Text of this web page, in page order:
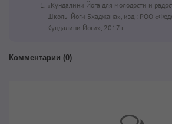
«Кундалини Йога для молодости и
Школы Йоги Бхаджана», изд.: РОО
Кундалини Йоги», 2017 г.
Комментарии (0)